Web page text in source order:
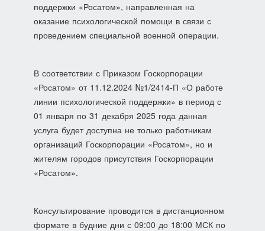
поддержки «Росатом», направленная на
оказание психологической помощи в связи с
проведением специальной военной операции.
В соответствии с Приказом Госкорпорации
«Росатом» от 11.12.2024 №1/2414-П «О работе
линии психологической поддержки» в период с
01 января по 31 декабря 2025 года данная
услуга будет доступна не только работникам
организаций Госкорпорации «Росатом», но и
жителям городов присутствия Госкорпорации
«Росатом».
Консультирование проводится в дистанционном
формате в будние дни с 09:00 до 18:00 МСК по